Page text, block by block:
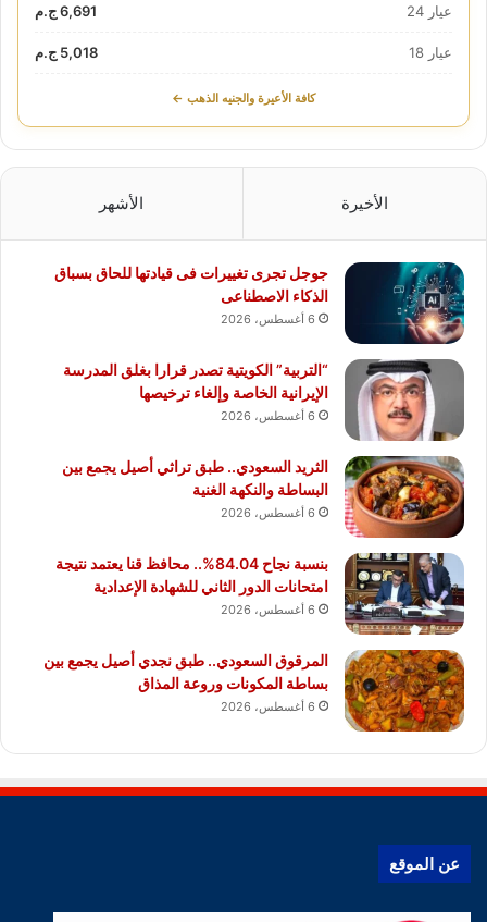
عيار 24 6,691 ج.م
عيار 18 5,018 ج.م
كافة الأعيرة والجنيه الذهب ←
الأخيرة الأشهر
جوجل تجرى تغييرات فى قيادتها للحاق بسباق
الذكاء الاصطناعى
6 أغسطس، 2026
“التربية” الكويتية تصدر قرارا بغلق المدرسة
الإيرانية الخاصة وإلغاء ترخيصها
6 أغسطس، 2026
الثريد السعودي.. طبق تراثي أصيل يجمع بين
البساطة والنكهة الغنية
6 أغسطس، 2026
بنسبة نجاح 84.04%.. محافظ قنا يعتمد نتيجة
امتحانات الدور الثاني للشهادة الإعدادية
6 أغسطس، 2026
المرقوق السعودي.. طبق نجدي أصيل يجمع بين
بساطة المكونات وروعة المذاق
6 أغسطس، 2026
عن الموقع